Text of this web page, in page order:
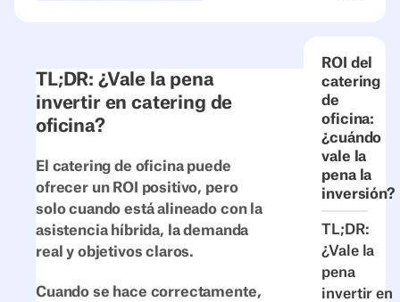
ROI del
catering
de
oficina:
¿cuándo
vale la
pena la
inversión?
TL;DR:
¿Vale la
pena
invertir en
TL;DR: ¿Vale la pena
invertir en catering de
oficina?
El catering de oficina puede
ofrecer un ROI positivo, pero
solo cuando está alineado con la
asistencia híbrida, la demanda
real y objetivos claros.
Cuando se hace correctamente,